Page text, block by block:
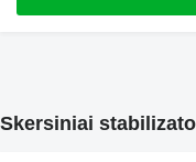
Skersiniai